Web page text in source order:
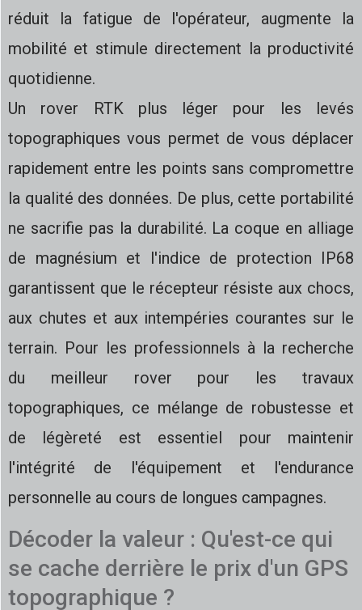
réduit la fatigue de l'opérateur, augmente la
mobilité et stimule directement la productivité
quotidienne.
Un rover RTK plus léger pour les levés
topographiques vous permet de vous déplacer
rapidement entre les points sans compromettre
la qualité des données. De plus, cette portabilité
ne sacrifie pas la durabilité. La coque en alliage
de magnésium et l'indice de protection IP68
garantissent que le récepteur résiste aux chocs,
aux chutes et aux intempéries courantes sur le
terrain. Pour les professionnels à la recherche
du meilleur rover pour les travaux
topographiques, ce mélange de robustesse et
de légèreté est essentiel pour maintenir
l'intégrité de l'équipement et l'endurance
personnelle au cours de longues campagnes.
Décoder la valeur : Qu'est-ce qui
se cache derrière le prix d'un GPS
topographique ?